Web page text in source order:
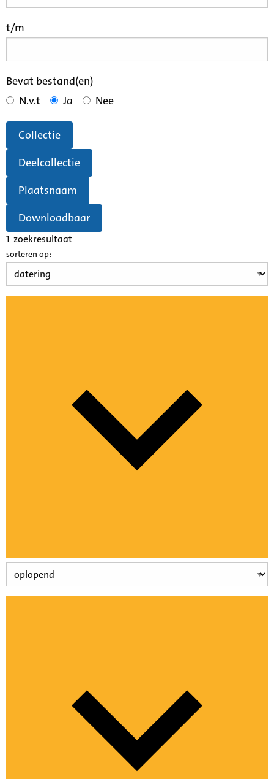
t/m
Bevat bestand(en)
N.v.t
Ja Nee
Collectie
Deelcollectie
Plaatsnaam
Downloadbaar
1 zoekresultaat
sorteren op: